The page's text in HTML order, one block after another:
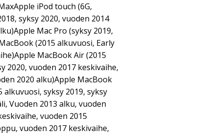
iPod touch (6G,
syksy 2020, vuoden 2014
Mac Pro (syksy 2019,
(2015 alkuvuosi, Early
MacBook Air (2015
2020, vuoden 2017 keskivaihe,
2020 alku)Apple MacBook
syksy 2019, syksy
Vuoden 2013 alku, vuoden
vuoden 2015
vuoden 2017 keskivaihe,